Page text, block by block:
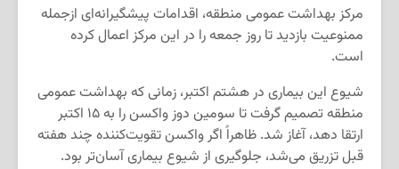
مرکز بهداشت عمومی منطقه، اقدامات پیشگیرانه‌ای ازجمله
ممنوعیت بازدید تا روز جمعه را در این مرکز اعمال کرده
است.
شیوع این بیماری در هشتم اکتبر، زمانی که بهداشت عمومی
منطقه تصمیم گرفت تا سومین دوز واکسن را به ۱۵ اکتبر
ارتقا دهد، آغاز شد. ظاهراً اگر واکسن تقویت‌کننده چند هفته
قبل تزریق می‌شد، جلوگیری از شیوع بیماری آسان‌تر بود.